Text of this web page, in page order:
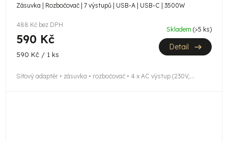
Zásuvka | Rozbočovač | 7 výstupů | USB-A | USB-C | 3500W
488 Kč bez DPH
590 Kč
Měrná
590 Kč / 1 ks
Skladem (>5 ks)
Detail
Síťový adaptér • zásuvka • rozbočovač • 4 x AC výstup (230V,...